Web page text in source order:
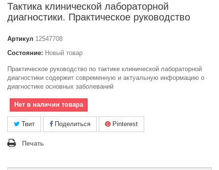
Тактика клинической лабораторной
диагностики. Практическое руководство
Артикул 12547708
Состояние: Новый товар
Практическое руководство по тактике клинической лабораторной
диагностики содержит современную и актуальную информацию о
диагностике основных заболеваний
Нет в наличии товара
Твит Поделиться Pinterest
Печать